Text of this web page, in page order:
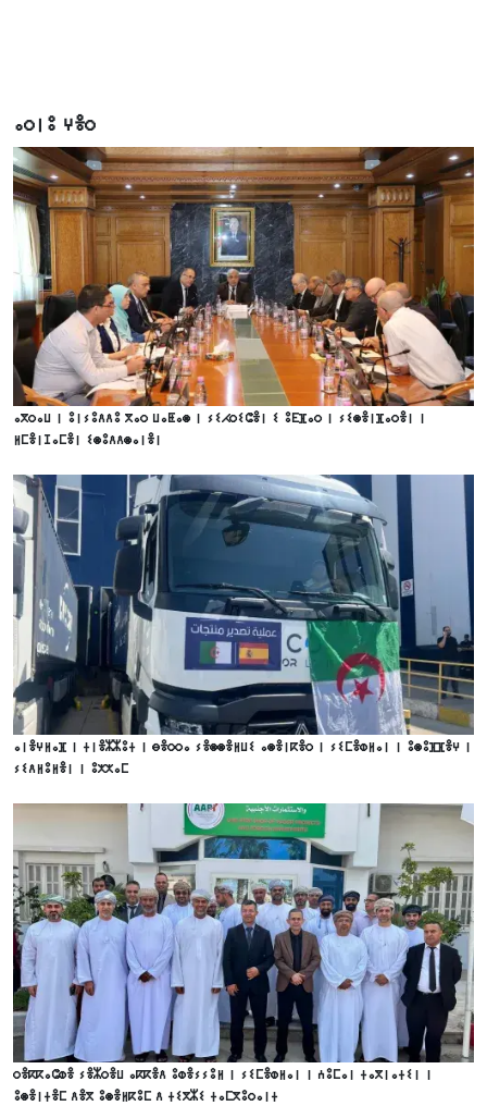
ⴰⵔⵏⵓ ⵖⴻⵔ
ⴰⴳⵔⴰⵡ ⵏ ⵓⵏⵢⵓⴷⴷⵓ ⴳⴰⵔ ⵡⴰⵟⴰⵙ ⵏ ⵢⵉⵃⵔⵉⵛⴻⵏ ⵉ ⵓⴹⴼⴰⵔ ⵏ ⵢⵉⵙⴻⵏⴼⴰⵔⴻⵏ ⵏ
ⵍⵎⴻⵏⵊⴰⵎⴻⵏ ⵉⵙⵓⴷⴷⵙⴰⵏⴻⵏ
ⴰⵏⴻⵖⵍⴰⴼ ⵏ ⵜⵏⴻⵣⵣⵓⵜ ⵏ ⴱⴻⵔⵔⴰ ⵢⴻⵙⵙⴻⵍⵡⵉ ⴰⵙⴻⵏⴽⴻⵔ ⵏ ⵢⵉⵎⴻⵀⵍⴰⵏ ⵏ ⵓⵙⵓⴼⴼⴻⵖ ⵏ
ⵢⵉⴷⵍⵓⵍⴻⵏ ⵏ ⵓⵅⵅⴰⵎ
ⵔⴻⴽⴽⴰⵛⵀⴻ ⵢⴻⵣⵔⴻⵡ ⴰⴽⴽⴻⴷ ⵓⵀⴻⵢⵢⵓⵍ ⵏ ⵢⵉⵎⴻⵀⵍⴰⵏ ⵏ ⵄⵓⵎⴰⵏ ⵜⴰⴳⵏⴰⵜⵉⵏ ⵏ
ⵓⵙⴻⵏⵜⴻⵎ ⴷⴻⴳ ⵓⵙⴻⵍⴽⵓⵎ ⴷ ⵜⵉⴳⵣⵉ ⵜⴰⵎⴳⵓⵔⴰⵏⵜ